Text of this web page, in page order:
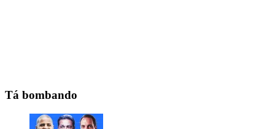
Tá bombando